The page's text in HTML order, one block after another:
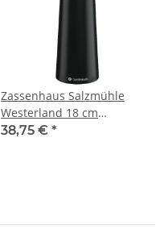
Zassenhaus Salzmühle
Westerland 18 cm
schwarz/Eiche
38,75 € *